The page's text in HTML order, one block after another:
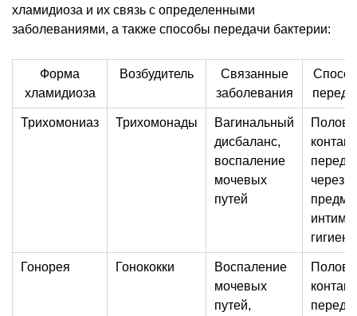
хламидиоза и их связь с определенными
заболеваниями, а также способы передачи бактерии:
Форма
хламидиоза
Возбудитель
Связанные
заболевания
Трихомониаз Трихомонады
Вагинальный
дисбаланс,
воспаление
мочевых
путей
контакт,
через
Гонорея Гонококки
Воспаление
мочевых
путей,
контакт,